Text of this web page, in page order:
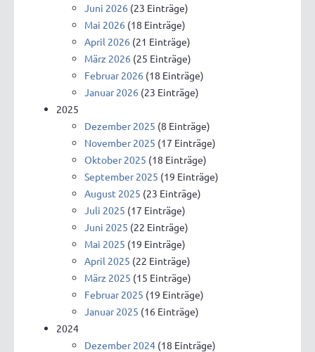
Juni 2026 (23 Einträge)
Mai 2026 (18 Einträge)
April 2026 (21 Einträge)
März 2026 (25 Einträge)
Februar 2026 (18 Einträge)
Januar 2026 (23 Einträge)
2025
Dezember 2025 (8 Einträge)
November 2025 (17 Einträge)
Oktober 2025 (18 Einträge)
September 2025 (19 Einträge)
August 2025 (23 Einträge)
Juli 2025 (17 Einträge)
Juni 2025 (22 Einträge)
Mai 2025 (19 Einträge)
April 2025 (22 Einträge)
März 2025 (15 Einträge)
Februar 2025 (19 Einträge)
Januar 2025 (16 Einträge)
2024
Dezember 2024 (18 Einträge)